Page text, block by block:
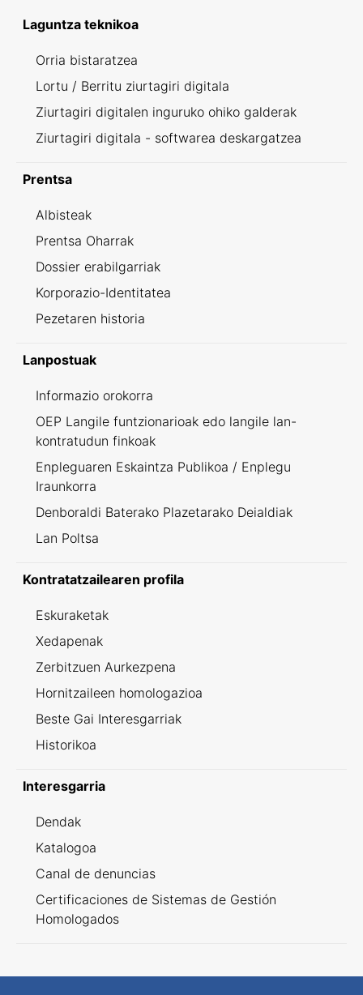
Laguntza teknikoa
Orria bistaratzea
Lortu / Berritu ziurtagiri digitala
Ziurtagiri digitalen inguruko ohiko galderak
Ziurtagiri digitala - softwarea deskargatzea
Prentsa
Albisteak
Prentsa Oharrak
Dossier erabilgarriak
Korporazio-Identitatea
Pezetaren historia
Lanpostuak
Informazio orokorra
OEP Langile funtzionarioak edo langile lan-
kontratudun finkoak
Enpleguaren Eskaintza Publikoa / Enplegu
Iraunkorra
Denboraldi Baterako Plazetarako Deialdiak
Lan Poltsa
Kontratatzailearen profila
Eskuraketak
Xedapenak
Zerbitzuen Aurkezpena
Hornitzaileen homologazioa
Beste Gai Interesgarriak
Historikoa
Interesgarria
Dendak
Katalogoa
Canal de denuncias
Certificaciones de Sistemas de Gestión
Homologados